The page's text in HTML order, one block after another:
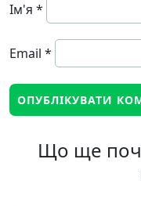
Ім'я *
Email *
Що ще